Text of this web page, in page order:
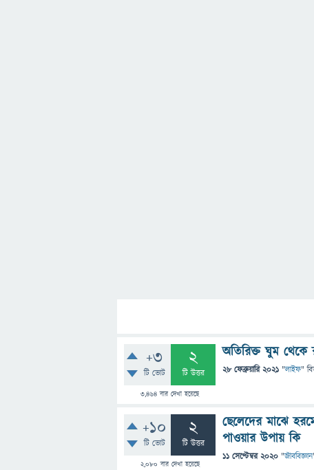
+3
টি ভোট
2
টি উত্তর
3,464 বার দেখা হয়েছে
অতিরিক্ত ঘুম থেকে
28 ফেব্রুয়ারি 2021 "লাইফ"
+10
টি ভোট
2
টি উত্তর
2,080 বার দেখা হয়েছে
ছেলেদের মাঝে
পাওয়ার উপায় কি
11 সেপ্টেম্বর 2020 "জীববিজ্ঞান